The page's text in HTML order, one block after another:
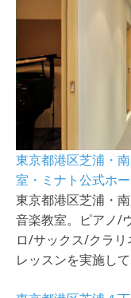
東京都港区芝浦・
室・ミナト公式ホ
東京都港区芝浦・
音楽教室。ピアノ/
ロ/サックス/クラ
レッスンを実施して